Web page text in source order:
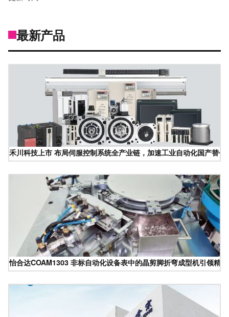
最新产品
禾川科技上市 布局伺服控制系统全产业链，加速工业自动化国产替代
怡合达COAM1303 非标自动化设备表中的晶剪脚折弯成型机引领精